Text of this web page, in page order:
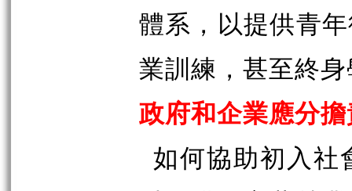
體系，以提供青
業訓練，甚至終
政府和企業應分
如何協助初入社